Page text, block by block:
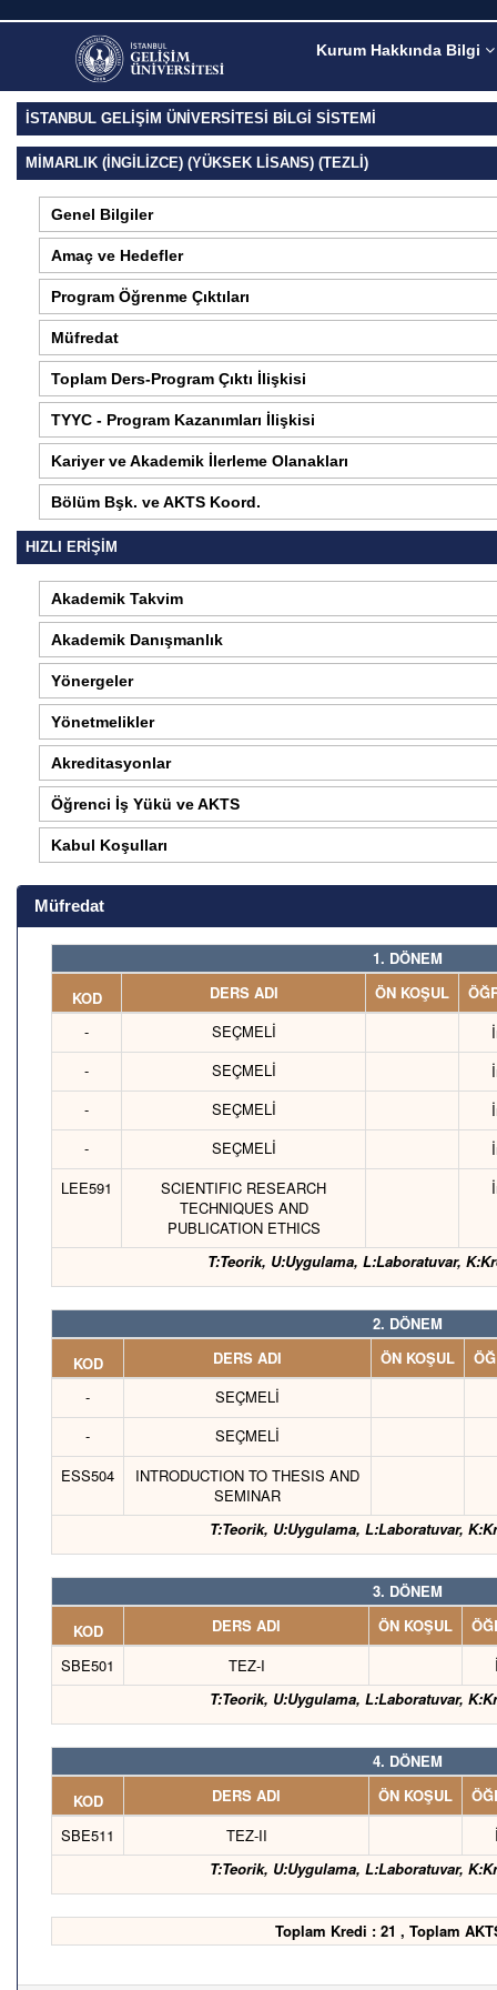
Kurum Hakkında Bilgi
İSTANBUL GELİŞİM ÜNİVERSİTESİ BİLGİ SİSTEMİ
MIMARLIK (İNGILIZCE) (YÜKSEK LISANS) (TEZLI)
Genel Bilgiler
Amaç ve Hedefler
Program Öğrenme Çıktıları
Müfredat
Toplam Ders-Program Çıktı İlişkisi
TYYC - Program Kazanımları İlişkisi
Kariyer ve Akademik İlerleme Olanakları
Bölüm Bşk. ve AKTS Koord.
HIZLI ERİŞİM
Akademik Takvim
Akademik Danışmanlık
Yönergeler
Yönetmelikler
Akreditasyonlar
Öğrenci İş Yükü ve AKTS
Kabul Koşulları
Müfredat
1. DÖNEM
KOD
DERS ADI ÖN KOŞUL
-
SEÇMELİ
-
SEÇMELİ
-
SEÇMELİ
-
SEÇMELİ
LEE591
SCIENTIFIC RESEARCH
TECHNIQUES AND
PUBLICATION ETHICS
T:Teorik, U:Uygulama, L:Laboratuvar,
2. DÖNEM
KOD
DERS ADI ÖN KOŞUL
-
SEÇMELİ
-
SEÇMELİ
ESS504
INTRODUCTION TO THESIS AND
SEMINAR
T:Teorik, U:Uygulama, L:Laboratuvar,
3. DÖNEM
KOD
DERS ADI ÖN KOŞUL
SBE501
TEZ-I
T:Teorik, U:Uygulama, L:Laboratuvar,
4. DÖNEM
KOD
DERS ADI ÖN KOŞUL
SBE511
TEZ-II
T:Teorik, U:Uygulama, L:Laboratuvar,
Toplam Kredi : 21 , Toplam